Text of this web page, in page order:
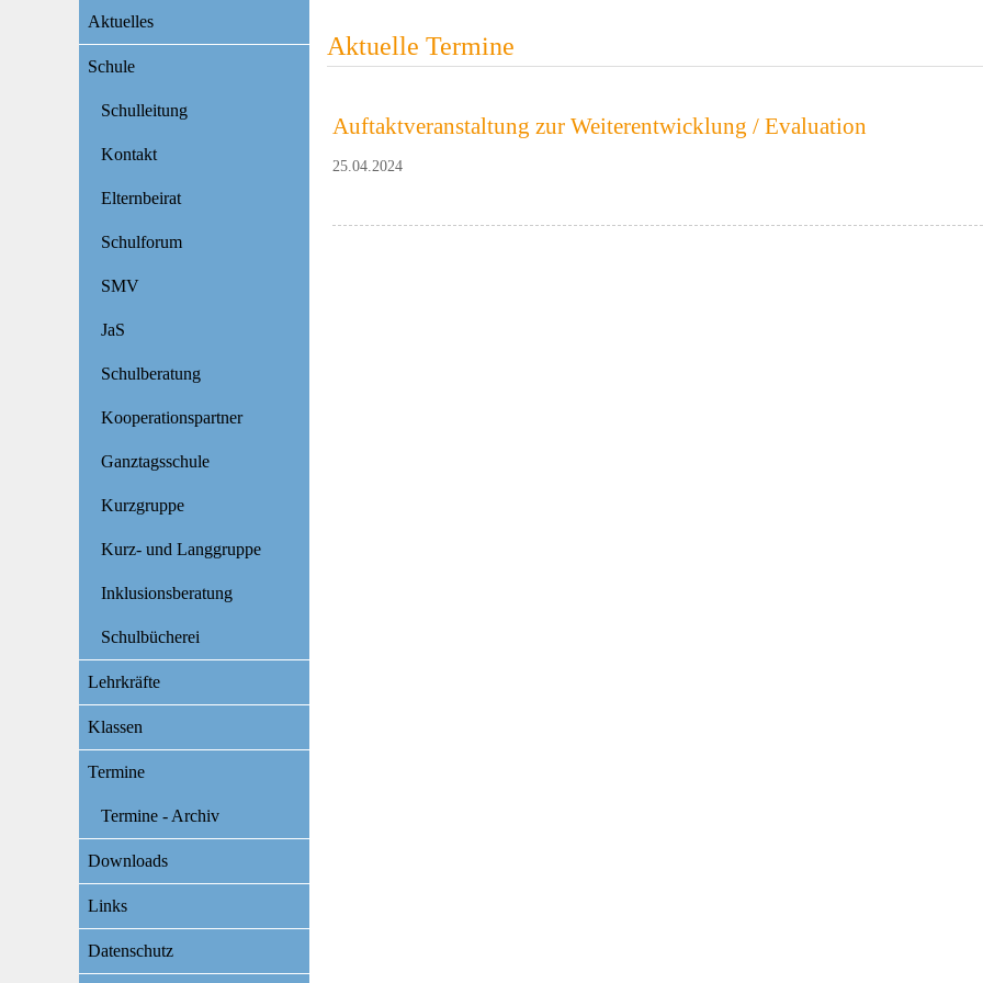
Aktuelle Termine
Auftaktveranstaltung zur Weiterentwicklung / Evaluation
25.04.2024
Navigation
Aktuelles
Schule
Schulleitung
Kontakt
Elternbeirat
Schulforum
SMV
JaS
Schulberatung
Kooperationspartner
Ganztagsschule
Kurzgruppe
Kurz- und Langgruppe
Inklusionsberatung
Schulbücherei
Lehrkräfte
Klassen
Termine
Termine - Archiv
Downloads
Links
Datenschutz